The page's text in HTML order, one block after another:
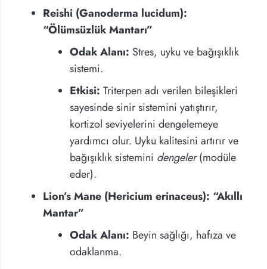
Reishi (Ganoderma lucidum):
“Ölümsüzlük Mantarı”
Odak Alanı: Stres, uyku ve bağışıklık
sistemi.
Etkisi: Triterpen adı verilen bileşikleri
sayesinde sinir sistemini yatıştırır,
kortizol seviyelerini dengelemeye
yardımcı olur. Uyku kalitesini artırır ve
bağışıklık sistemini dengeler(modüle
eder).
Lion’s Mane (Hericium erinaceus): “Akıllı
Mantar”
Odak Alanı: Beyin sağlığı, hafıza ve
odaklanma.